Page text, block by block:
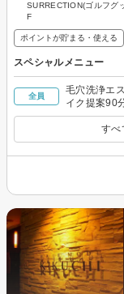
SURRECTION(ゴルフグ
F
ポイントが貯まる・使える
スペシャルメニュー
全員
毛穴洗浄エ
イク提案90
すべ